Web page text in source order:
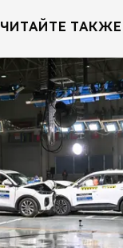
ЧИТАЙТЕ ТАКЖЕ